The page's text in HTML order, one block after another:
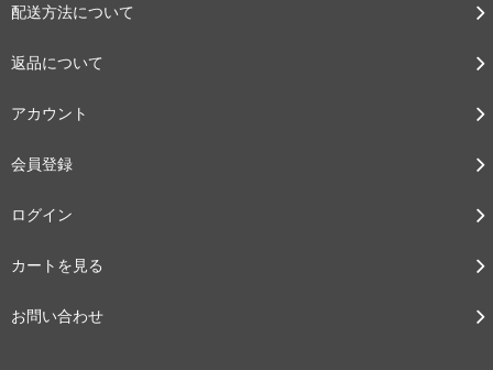
配送方法について
返品について
アカウント
会員登録
ログイン
カートを見る
お問い合わせ